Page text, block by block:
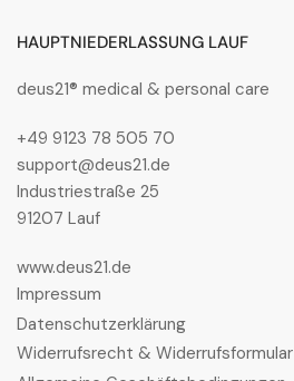
HAUPTNIEDERLASSUNG LAUF
deus21® medical & personal care
+49 9123 78 505 70
support@deus21.de
Industriestraße 25
91207 Lauf
www.deus21.de
Impressum
Datenschutzerklärung
Widerrufsrecht & Widerrufsformular